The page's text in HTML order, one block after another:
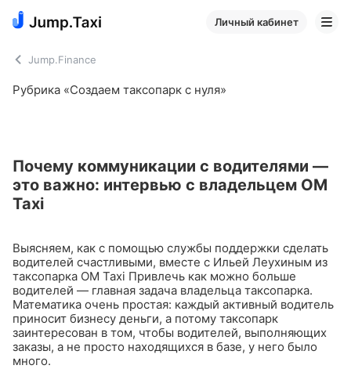
Личный кабинет
Jump.Finance
Рубрика «Создаем таксопарк с нуля»
Почему коммуникации с водителями —
это важно: интервью с владельцем ОМ
Taxi
Выясняем, как с помощью службы поддержки сделать
водителей счастливыми, вместе с Ильей Леухиным из
таксопарка OM Taxi Привлечь как можно больше
водителей — главная задача владельца таксопарка.
Математика очень простая: каждый активный водитель
приносит бизнесу деньги, а потому таксопарк
заинтересован в том, чтобы водителей, выполняющих
заказы, а не просто находящихся в базе, у него было
много.